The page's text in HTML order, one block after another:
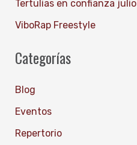
o
r
Tertulias en confianza julio
ViboRap Freestyle
Categorías
Blog
Eventos
Repertorio